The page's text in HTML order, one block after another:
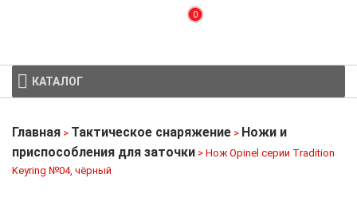
0
КАТАЛОГ
Главная > Тактическое снаряжение > Ножи и
приспособления для заточки > Нож Opinel серии Tradition
Keyring №04, чёрный